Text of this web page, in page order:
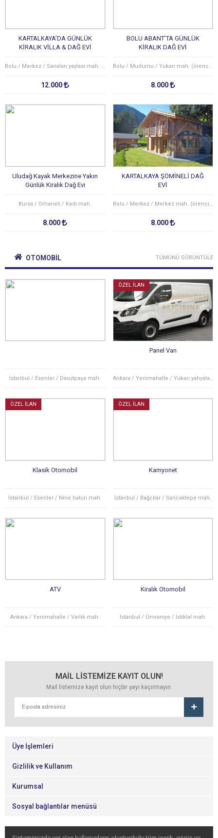
KARTALKAYA’DA GÜNLÜK
KİRALIK VİLLA & DAĞ EVİ
Bolu / Merkez / Sarıalan yaylası mah. (yeniakçakavak köyü)
12.000
BOLU ABANT’TA GÜNLÜK
KİRALIK DAĞ EVİ
Bolu / Mudurnu / Yukarı mah. (örencik köyü)
8.000
Uludağ Kayak Merkezine Yakın
Günlük Kiralık Dağ Evi
Bursa / Orhaneli / Kadı mah.
8.000
KARTALKAYA ŞÖMİNELİ DAĞ
EVİ
Bolu / Merkez / Merkez mah. (örencik köyü)
8.000
OTOMOBİL TÜMÜNÜ GÖRÜNTÜLE
İstanbul / Esenler / Davutpaşa mah.
ÖZEL İLAN
Panel Van
Ankara / Yenimahalle / Yukarı yahyalar mah.
ÖZEL İLAN
Klasik Otomobil
İstanbul / Esenler / Nine hatun mah.
ÖZEL İLAN
Kamyonet
İstanbul / Bağcılar / Sancaktepe mah.
ATV
Ankara / Yenimahalle / Varlık mah.
Kiralık Otomobil
İstanbul / Ümraniye / İstiklal mah.
MAİL LİSTEMİZE KAYIT OLUN!
Mail listemize kayıt olun hiçbir şeyi kaçırmayın.
Üye İşlemleri
Gizlilik ve Kullanım
Kurumsal
Sosyal bağlantılar menüsü